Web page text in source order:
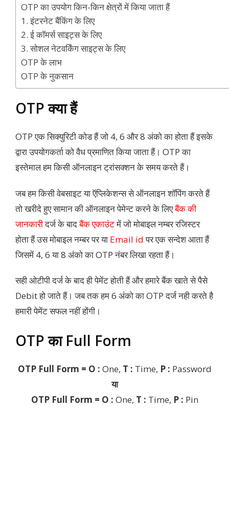
OTP का उपयोग किन-किन क्षेत्रों में किया जाता हैं
1. इंटरनेट बैंकिंग के लिए
2. ई कॉमर्स साइट्स के लिए
3. सोशल नेटवर्किंग साइट्स के लिए
OTP के लाभ
OTP के नुकसान
OTP क्या हैं
OTP एक सिक्युरिटी कोड हैं जो 4, 6 और 8 अंको का होता हैं इसके
द्वारा उपयोगकर्ता को वैध प्रमाणित किया जाता हैं। OTP का
इस्तेमाल हम किसी ऑनलाइन ट्रांसक्शन के समय करते हैं।
जब हम किसी वेबसाइट या ऍप्लिकेशन्स से ऑनलाइन शॉपिंग करते हैं
तो खरीदे हुए सामान की ऑनलाइन पेमेन्ट करने के लिएबैंक की
जानकारीदर्ज के बादबैंक एकाउंटमें जो मोबाइल नम्बर रजिस्टर
होता हैं उस मोबाइल नम्बर पर या Email idपर एक सन्देश आता हैं
जिसमें 4, 6 या 8 अंको का OTP नंबर लिखा रहता हैं।
सही ओटीपी दर्ज के बाद ही पेमेंट होती हैं और हमारे बैंक खाते से पैसे
Debit हो जाते हैं। जब तक हम 6 अंको का OTP दर्ज नही करते है
हमारी पेमेंट सफल नहीं होंगी।
OTP का Full Form
OTP Full Form = O : One, T : Time, P : Password
या
OTP Full Form = O : One, T : Time, P : Pin